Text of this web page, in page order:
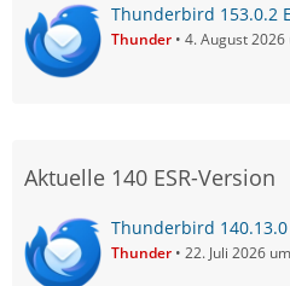
Thunderbird 153.0.2
Thunder 4. August 2026
Aktuelle 140 ESR-Version
Thunderbird
Thunder 22. Juli 2026